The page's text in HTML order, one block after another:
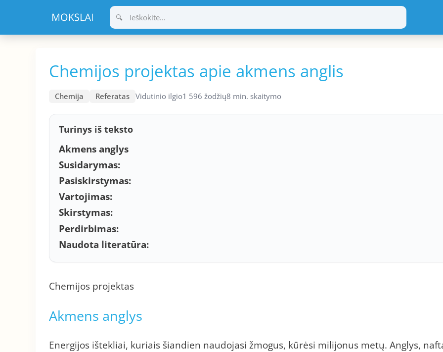
turinio
Chemijos projektas apie akmens anglis
Chemija Referatas Vidutinio ilgio1 596 žodžių8 min. skaitymo
Turinys iš teksto
Akmens anglys
Susidarymas:
Pasiskirstymas:
Vartojimas:
Skirstymas:
Perdirbimas:
Naudota literatūra:
Chemijos projektas
Akmens anglys
Energijos ištekliai, kuriais šiandien naudojasi žmogus, kūrėsi milijonus metų. Anglys,